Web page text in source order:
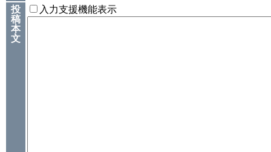
投
稿
本
文
入力支援機能表示